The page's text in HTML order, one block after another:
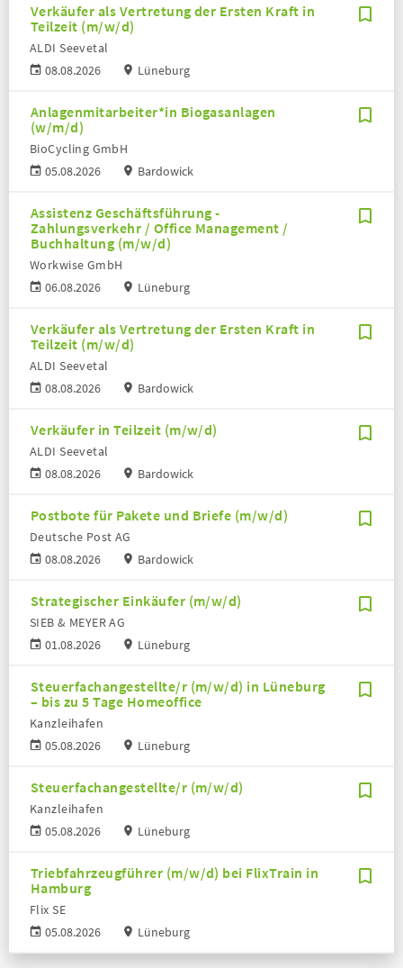
Verkäufer als Vertretung der Ersten Kraft in
Teilzeit (m/w/d)
08.08.2026
ALDI Seevetal
Lüneburg
Anlagenmitarbeiter*in Biogasanlagen
(w/m/d)
05.08.2026
BioCycling GmbH
Bardowick
Assistenz Geschäftsführung -
Zahlungsverkehr / Office Management /
Buchhaltung (m/w/d)
06.08.2026
Workwise GmbH
Lüneburg
Verkäufer als Vertretung der Ersten Kraft in
Teilzeit (m/w/d)
08.08.2026
ALDI Seevetal
Bardowick
Verkäufer in Teilzeit (m/w/d)
08.08.2026
ALDI Seevetal
Bardowick
Postbote für Pakete und Briefe (m/w/d)
08.08.2026
Deutsche Post AG
Bardowick
Strategischer Einkäufer (m/w/d)
01.08.2026
SIEB & MEYER AG
Lüneburg
Steuerfachangestellte/r (m/w/d) in Lüneburg
– bis zu 5 Tage Homeoffice
05.08.2026
Kanzleihafen
Lüneburg
Steuerfachangestellte/r (m/w/d)
05.08.2026
Kanzleihafen
Lüneburg
Triebfahrzeugführer (m/w/d) bei FlixTrain in
Hamburg
05.08.2026
Flix SE
Lüneburg